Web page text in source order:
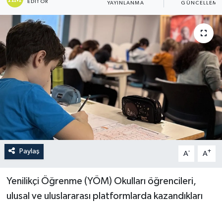
EDITÖR YAYINLANMA GÜNCELLEME
Paylaş A- A+
Yenilikçi Öğrenme (YÖM) Okulları öğrencileri,
ulusal ve uluslararası platformlarda kazandıkları